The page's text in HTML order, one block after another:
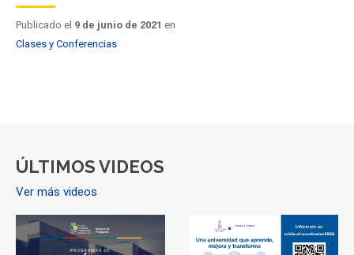
Publicado el 9 de junio de 2021 en
Clases y Conferencias
ÚLTIMOS VIDEOS
Ver más videos